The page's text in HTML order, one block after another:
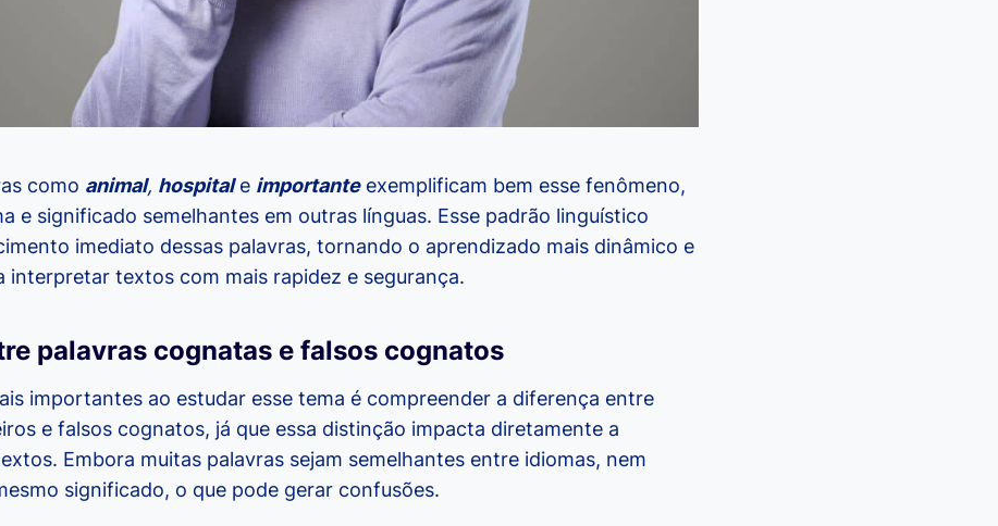
como animal, hospitale importanteexemplificam bem esse fenômeno,
e significado semelhantes em outras línguas. Esse padrão linguístico
imediato dessas palavras, tornando o aprendizado mais dinâmico e
interpretar textos com mais rapidez e segurança.
palavras cognatas e falsos cognatos
importantes ao estudar esse tema é compreender a diferença entre
e falsos cognatos, já que essa distinção impacta diretamente a
Embora muitas palavras sejam semelhantes entre idiomas, nem
significado, o que pode gerar confusões.